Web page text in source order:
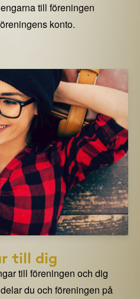
till föreningen
konto.
till dig
till föreningen och dig
du och föreningen på